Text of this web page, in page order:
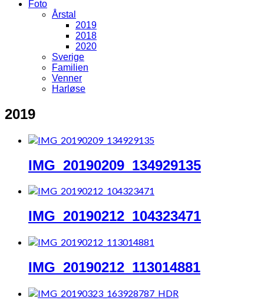
Foto
Årstal
2019
2018
2020
Sverige
Familien
Venner
Harløse
2019
IMG_20190209_134929135
IMG_20190212_104323471
IMG_20190212_113014881